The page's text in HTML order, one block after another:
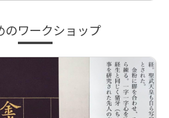
のワークショップ